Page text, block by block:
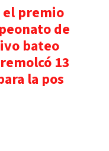
el premio
de
bateo
13
la pos